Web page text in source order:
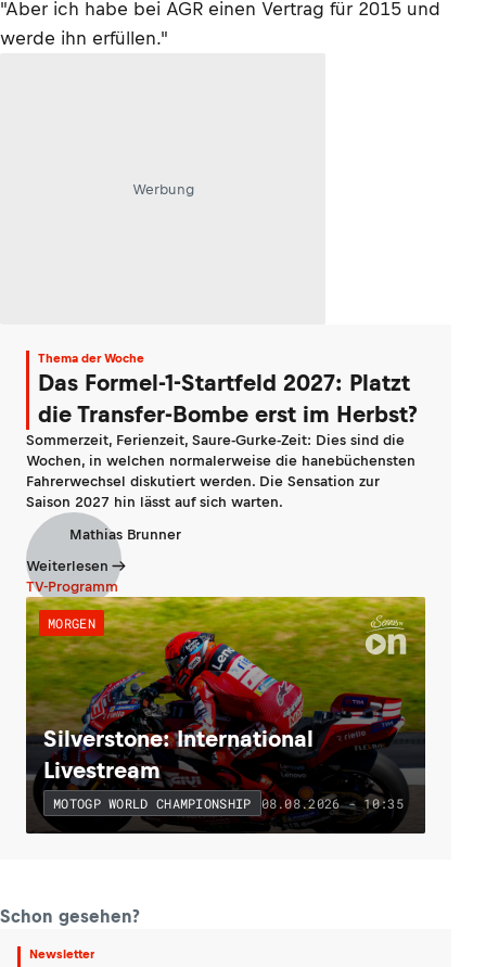
"Aber ich habe bei AGR einen Vertrag für 2015 und
werde ihn erfüllen."
Werbung
Thema der Woche
Das Formel-1-Startfeld 2027: Platzt
die Transfer-Bombe erst im Herbst?
Sommerzeit, Ferienzeit, Saure-Gurke-Zeit: Dies sind die
Wochen, in welchen normalerweise die hanebüchensten
Fahrerwechsel diskutiert werden. Die Sensation zur
Saison 2027 hin lässt auf sich warten.
Mathias Brunner
Weiterlesen
TV-Programm
MORGEN
Silverstone: International
Livestream
MOTOGP WORLD CHAMPIONSHIP 08.08.2026 - 10:35
Schon gesehen?
Newsletter